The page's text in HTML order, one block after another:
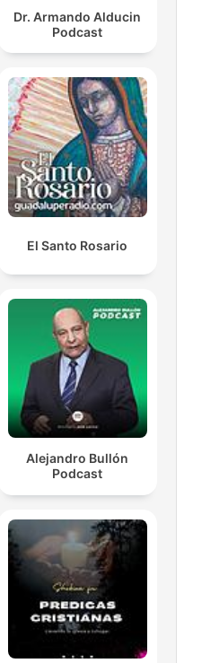
Dr. Armando Alducin
Podcast
El Santo Rosario
Alejandro Bullón
Podcast